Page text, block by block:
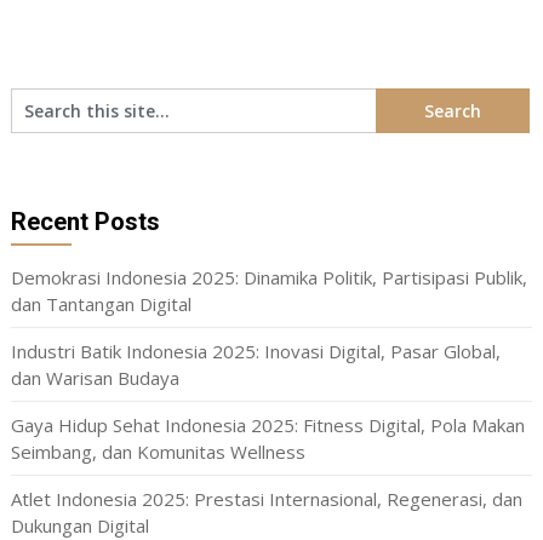
Recent Posts
Demokrasi Indonesia 2025: Dinamika Politik, Partisipasi Publik,
dan Tantangan Digital
Industri Batik Indonesia 2025: Inovasi Digital, Pasar Global,
dan Warisan Budaya
Gaya Hidup Sehat Indonesia 2025: Fitness Digital, Pola Makan
Seimbang, dan Komunitas Wellness
Atlet Indonesia 2025: Prestasi Internasional, Regenerasi, dan
Dukungan Digital